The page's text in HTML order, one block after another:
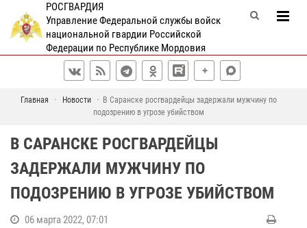
РОСГВАРДИЯ
Управление Федеральной службы войск
национальной гвардии Российской
Федерации по Республике Мордовия
Главная Новости
В Саранске росгвардейцы задержали мужчину по
подозрению в угрозе убийством
В САРАНСКЕ РОСГВАРДЕЙЦЫ
ЗАДЕРЖАЛИ МУЖЧИНУ ПО
ПОДОЗРЕНИЮ В УГРОЗЕ УБИЙСТВОМ
06 марта 2022, 07:01